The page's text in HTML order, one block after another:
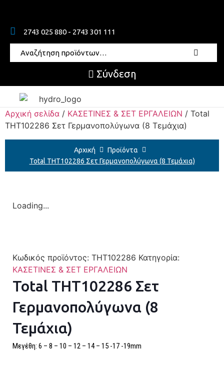
2743 025 880 - 2743 301 111
Σύνδεση
Αρχική σελίδα / ΚΑΣΕΤΙΝΕΣ & ΣΕΤ ΕΡΓΑΛΕΙΩΝ / Total
THT102286 Σετ Γερμανοπολύγωνα (8 Τεμάχια)
Αρχική
Προϊόντα
Total THT102286 Σετ Γερμανοπολύγωνα (8 Τεμάχια)
Loading...
Κωδικός προϊόντος: THT102286 Κατηγορία:
ΚΑΣΕΤΙΝΕΣ & ΣΕΤ ΕΡΓΑΛΕΙΩΝ
Total THT102286 Σετ
Γερμανοπολύγωνα (8
Τεμάχια)
Μεγέθη: 6 – 8 – 10 – 12 – 14 – 15 -17 -19mm